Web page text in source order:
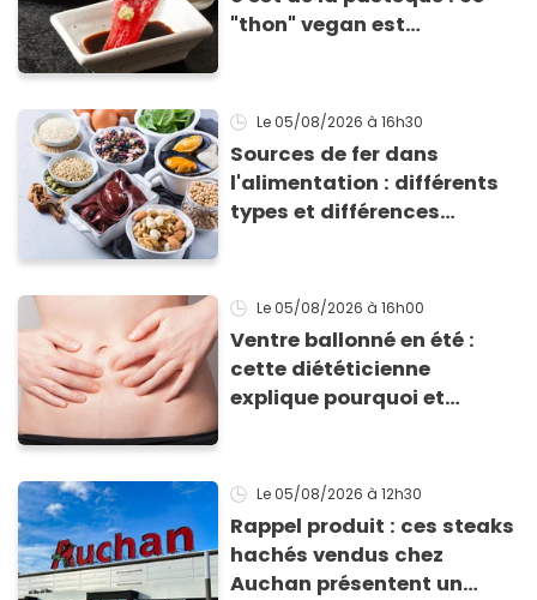
"thon" vegan est
Le 05/08/2026 à 16h30
Sources de fer dans
l'alimentation : différents
types et différences
Le 05/08/2026 à 16h00
Ventre ballonné en été :
cette diététicienne
explique pourquoi et
Le 05/08/2026 à 12h30
Rappel produit : ces steaks
hachés vendus chez
Auchan présentent un